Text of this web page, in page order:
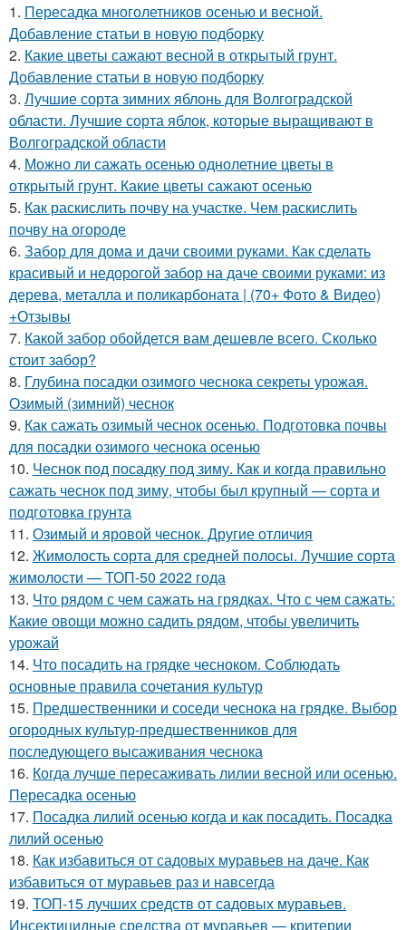
1. Пересадка многолетников осенью и весной.
Добавление статьи в новую подборку
2. Какие цветы сажают весной в открытый грунт.
Добавление статьи в новую подборку
3. Лучшие сорта зимних яблонь для Волгоградской
области. Лучшие сорта яблок, которые выращивают в
Волгоградской области
4. Можно ли сажать осенью однолетние цветы в
открытый грунт. Какие цветы сажают осенью
5. Как раскислить почву на участке. Чем раскислить
почву на огороде
6. Забор для дома и дачи своими руками. Как сделать
красивый и недорогой забор на даче своими руками: из
дерева, металла и поликарбоната | (70+ Фото & Видео)
+Отзывы
7. Какой забор обойдется вам дешевле всего. Сколько
стоит забор?
8. Глубина посадки озимого чеснока секреты урожая.
Озимый (зимний) чеснок
9. Как сажать озимый чеснок осенью. Подготовка почвы
для посадки озимого чеснока осенью
10. Чеснок под посадку под зиму. Как и когда правильно
сажать чеснок под зиму, чтобы был крупный — сорта и
подготовка грунта
11. Озимый и яровой чеснок. Другие отличия
12. Жимолость сорта для средней полосы. Лучшие сорта
жимолости — ТОП-50 2022 года
13. Что рядом с чем сажать на грядках. Что с чем сажать:
Какие овощи можно садить рядом, чтобы увеличить
урожай
14. Что посадить на грядке чесноком. Соблюдать
основные правила сочетания культур
15. Предшественники и соседи чеснока на грядке. Выбор
огородных культур-предшественников для
последующего высаживания чеснока
16. Когда лучше пересаживать лилии весной или осенью.
Пересадка осенью
17. Посадка лилий осенью когда и как посадить. Посадка
лилий осенью
18. Как избавиться от садовых муравьев на даче. Как
избавиться от муравьев раз и навсегда
19. ТОП-15 лучших средств от садовых муравьев.
Инсектицидные средства от муравьев — критерии